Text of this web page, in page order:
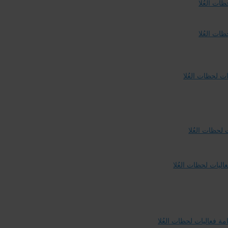
العُلا
العُلا
لحظات العُلا
لحظات العُلا
لحظات العُلا
فعاليات لحظات العُلا